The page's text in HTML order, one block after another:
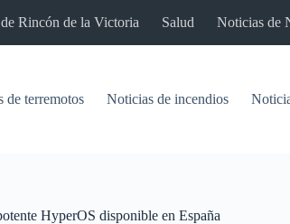
Rincón de la Victoria Salud Noticias de
de terremotos Noticias de incendios
HyperOS disponible en España